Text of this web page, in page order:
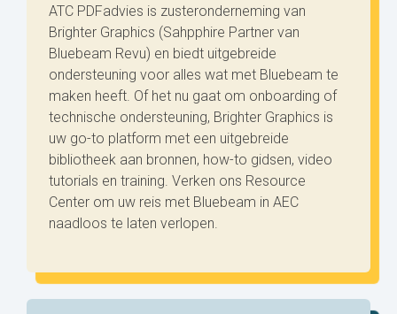
ATC PDFadvies is zusteronderneming van
Brighter Graphics (Sahpphire Partner van
Bluebeam Revu) en biedt uitgebreide
ondersteuning voor alles wat met Bluebeam te
maken heeft. Of het nu gaat om onboarding of
technische ondersteuning, Brighter Graphics is
uw go-to platform met een uitgebreide
bibliotheek aan bronnen, how-to gidsen, video
tutorials en training. Verken ons Resource
Center om uw reis met Bluebeam in AEC
naadloos te laten verlopen.